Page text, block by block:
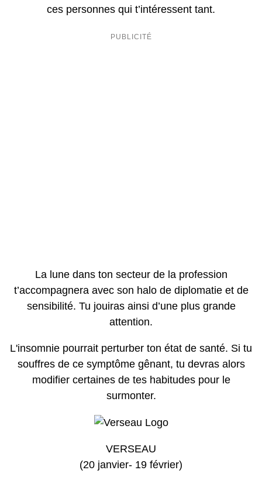
ces personnes qui t’intéressent tant.
La lune dans ton secteur de la profession
t’accompagnera avec son halo de diplomatie et de
sensibilité. Tu jouiras ainsi d’une plus grande
attention.
L'insomnie pourrait perturber ton état de santé. Si tu
souffres de ce symptôme gênant, tu devras alors
modifier certaines de tes habitudes pour le
surmonter.
VERSEAU
(20 janvier- 19 février)